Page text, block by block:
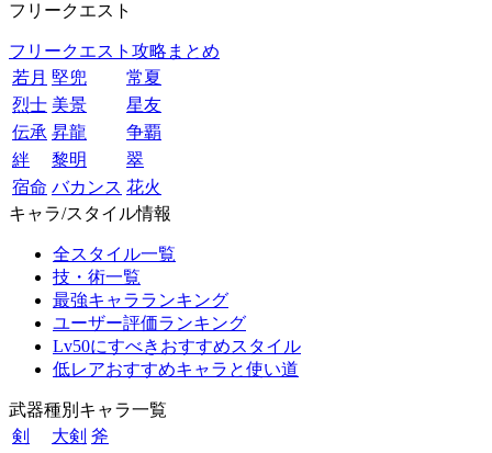
フリークエスト
フリークエスト攻略まとめ
若月 堅兜
常夏
烈士 美景
星友
伝承 昇龍
争覇
絆
黎明
翠
宿命 バカンス 花火
キャラ/スタイル情報
全スタイル一覧
技・術一覧
最強キャラランキング
ユーザー評価ランキング
Lv50にすべきおすすめスタイル
低レアおすすめキャラと使い道
武器種別キャラ一覧
剣
大剣 斧